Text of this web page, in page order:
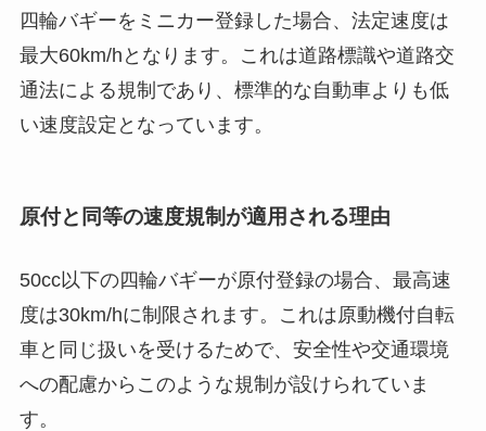
四輪バギーをミニカー登録した場合、法定速度は
最大60km/hとなります。これは道路標識や道路交
通法による規制であり、標準的な自動車よりも低
い速度設定となっています。
原付と同等の速度規制が適用される理由
50cc以下の四輪バギーが原付登録の場合、最高速
度は30km/hに制限されます。これは原動機付自転
車と同じ扱いを受けるためで、安全性や交通環境
への配慮からこのような規制が設けられていま
す。